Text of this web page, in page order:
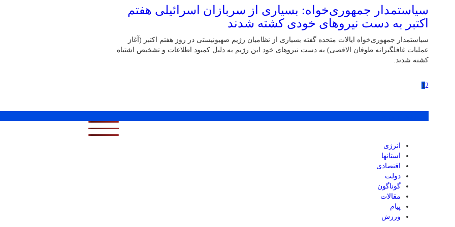
سیاستمدار جمهوری‌خواه: بسیاری از سربازان اسرائیلی هفتم
اکتبر به دست نیروهای خودی کشته شدند
سیاستمدار جمهوری‌خواه ایالات متحده گفته بسیاری از نظامیان رژیم صهیونیستی در روز هفتم اکتبر (آغاز
عملیات غافلگیرانه طوفان الاقصی) به دست نیروهای خود این رژیم به دلیل کمبود اطلاعات و تشخیص اشتباه
کشته شدند.
1 2
انرژی
استانها
اقتصادی
دولت
گوناگون
مقالات
پیام
ورزش